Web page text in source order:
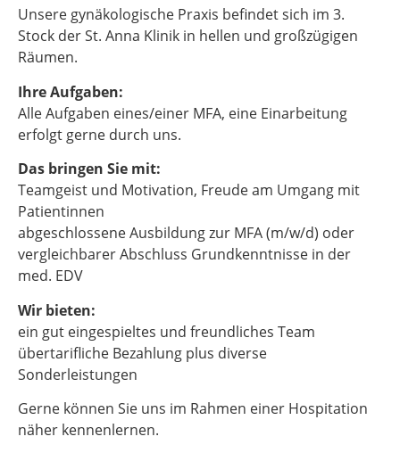
Unsere gynäkologische Praxis befindet sich im 3.
Stock der St. Anna Klinik in hellen und großzügigen
Räumen.
Ihre Aufgaben:
Alle Aufgaben eines/einer MFA, eine Einarbeitung
erfolgt gerne durch uns.
Das bringen Sie mit:
Teamgeist und Motivation, Freude am Umgang mit
Patientinnen
abgeschlossene Ausbildung zur MFA (m/w/d) oder
vergleichbarer Abschluss Grundkenntnisse in der
med. EDV
Wir bieten:
ein gut eingespieltes und freundliches Team
übertarifliche Bezahlung plus diverse
Sonderleistungen
Gerne können Sie uns im Rahmen einer Hospitation
näher kennenlernen.